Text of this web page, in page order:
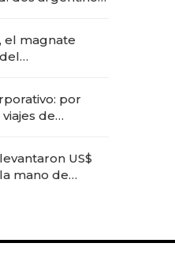
el magnate
por
de
experiencias
US$
mano de